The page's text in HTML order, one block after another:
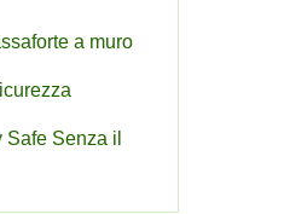
a muro
Senza il